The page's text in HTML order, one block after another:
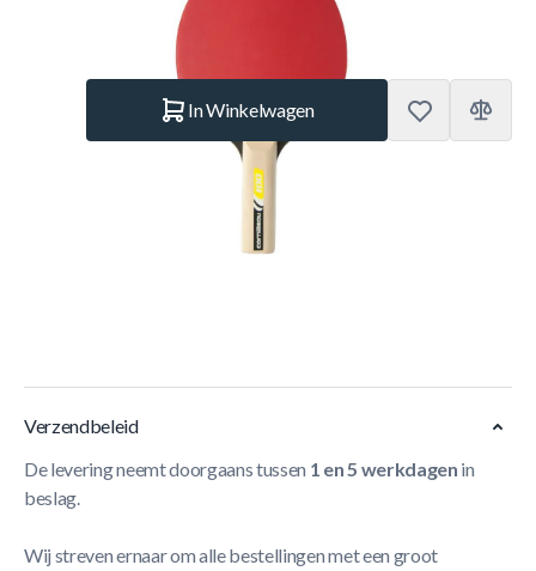
In Winkelwagen
De Cornilleau Sport 100 tafeltennis bat is een ideaal batje
Verzendbeleid
De levering neemt doorgaans tussen 1 en 5 werkdagen in
beslag.
Wij streven ernaar om alle bestellingen met een groot